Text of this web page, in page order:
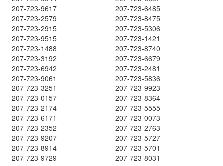
207-723-9617
207-723-6485
207-723-2579
207-723-8475
207-723-2915
207-723-5306
207-723-9515
207-723-1421
207-723-1488
207-723-8740
207-723-3192
207-723-6679
207-723-6942
207-723-2481
207-723-9061
207-723-5836
207-723-3251
207-723-9923
207-723-0157
207-723-8364
207-723-2174
207-723-5555
207-723-6171
207-723-0073
207-723-2352
207-723-2763
207-723-9207
207-723-5727
207-723-8914
207-723-5701
207-723-9729
207-723-8031